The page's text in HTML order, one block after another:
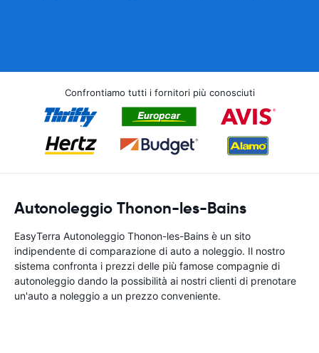
Confrontiamo tutti i fornitori più conosciuti
Autonoleggio Thonon-les-Bains
EasyTerra Autonoleggio Thonon-les-Bains è un sito
indipendente di comparazione di auto a noleggio. Il nostro
sistema confronta i prezzi delle più famose compagnie di
autonoleggio dando la possibilità ai nostri clienti di prenotare
un'auto a noleggio a un prezzo conveniente.